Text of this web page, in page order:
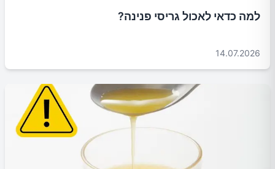
למה כדאי לאכול גריסי פנינה?
14.07.2026